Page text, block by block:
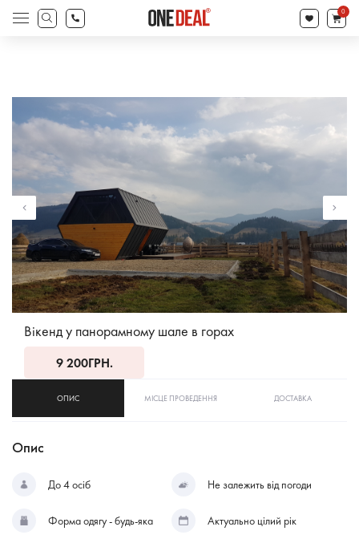
search
Products
search
0
Вікенд у панорамному шале в горах
9 200ГРН.
ОПИС МІСЦЕ ПРОВЕДЕННЯ ДОСТАВКА
Опис
До 4 осіб Не залежить від погоди
Форма одягу - будь-яка Актуально цілий рік